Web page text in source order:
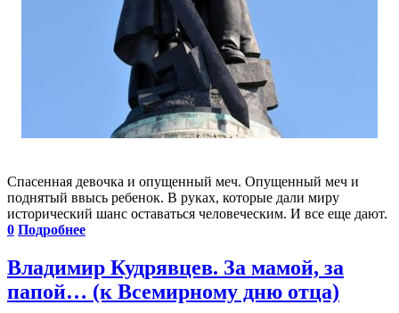
Спасенная девочка и опущенный меч. Опущенный меч и
поднятый ввысь ребенок. В руках, которые дали миру
исторический шанс оставаться человеческим. И все еще дают.
0 Подробнее
Владимир Кудрявцев. За мамой, за
папой… (к Всемирному дню отца)